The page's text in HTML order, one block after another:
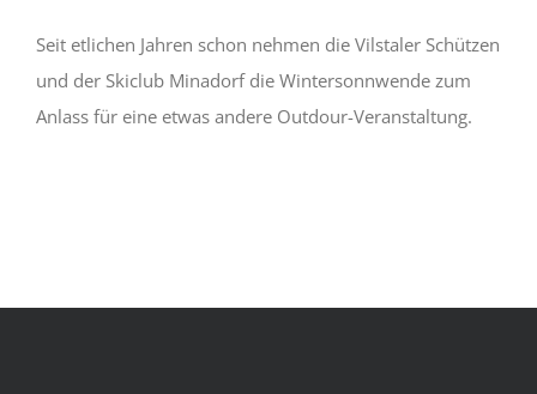
Seit etlichen Jahren schon nehmen die Vilstaler Schützen
und der Skiclub Minadorf die Wintersonnwende zum
Anlass für eine etwas andere Outdour-Veranstaltung.